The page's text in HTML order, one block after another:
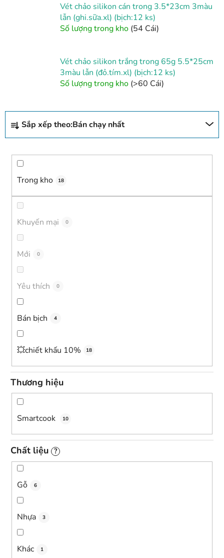
Vét chảo silikon cán trong 3.5*23cm 3màu
lẫn (ghi.sữa.xl) (bịch:12 ks)
Số lượng trong kho (54 Cái)
Vét chảo silikon trắng trong 65g 5.5*25cm
3màu lẫn (đỏ.tím.xl) (bịch:12 ks)
Số lượng trong kho (>60 Cái)
P
h
â
Sắp xếp theo:Bán chạy nhất
Trong kho 18
Khuyến mại 0
Mới 0
Yêu thích 0
Bán bịch 4
💥chiết khấu 10% 18
Thương hiệu
Smartcook 10
Chất liệu ?
Gỗ 6
Nhựa 3
Khác 1